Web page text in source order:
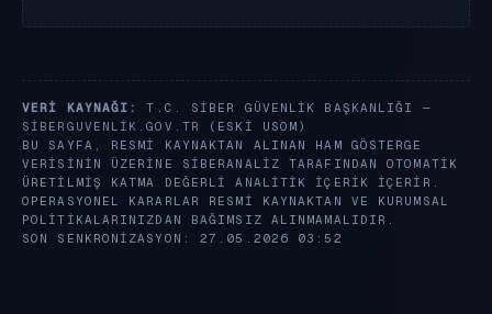
VERI KAYNAĞI:
T.C. SIBER GÜVENLIK BAŞKANLIĞI —
SIBERGUVENLIK.GOV.TR
(ESKI USOM)
BU SAYFA, RESMI KAYNAKTAN ALINAN HAM GÖSTERGE
VERISININ ÜZERINE SIBERANALIZ TARAFINDAN OTOMATIK
ÜRETILMIŞ KATMA DEĞERLI ANALITIK IÇERIK IÇERIR.
OPERASYONEL KARARLAR RESMI KAYNAKTAN VE KURUMSAL
POLITIKALARINIZDAN BAĞIMSIZ ALINMAMALIDIR.
SON SENKRONIZASYON: 27.05.2026 03:52